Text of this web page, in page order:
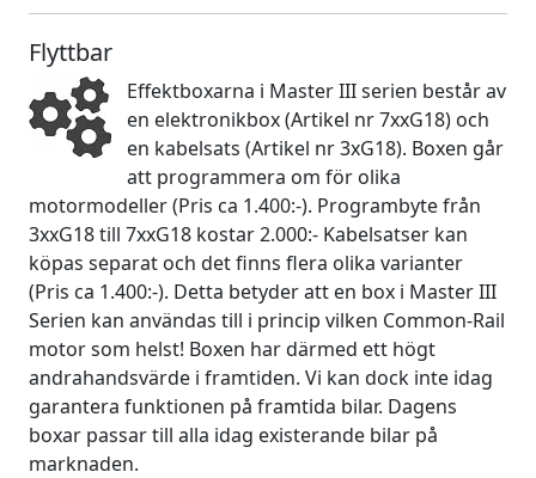
Flyttbar
Effektboxarna i Master III serien består av
en elektronikbox (Artikel nr 7xxG18) och
en kabelsats (Artikel nr 3xG18). Boxen går
att programmera om för olika
motormodeller (Pris ca 1.400:-). Programbyte från
3xxG18 till 7xxG18 kostar 2.000:- Kabelsatser kan
köpas separat och det finns flera olika varianter
(Pris ca 1.400:-). Detta betyder att en box i Master III
Serien kan användas till i princip vilken Common-Rail
motor som helst! Boxen har därmed ett högt
andrahandsvärde i framtiden. Vi kan dock inte idag
garantera funktionen på framtida bilar. Dagens
boxar passar till alla idag existerande bilar på
marknaden.